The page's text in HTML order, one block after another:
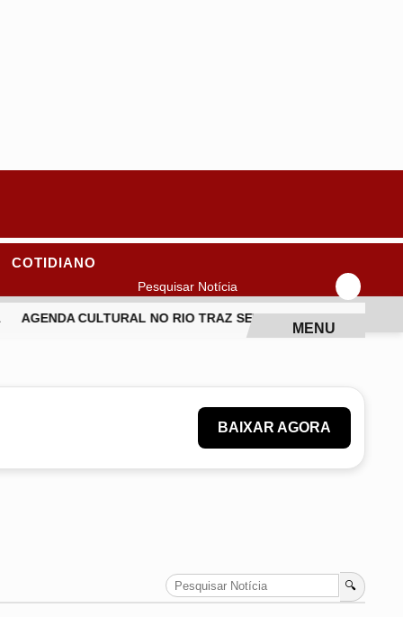
Pesquisar Notícia
COTIDIANO
AGENDA CULTURAL NO RIO TRAZ SEU JORGE, FESTIVAIS DE
MENU
BAIXAR AGORA
🔍